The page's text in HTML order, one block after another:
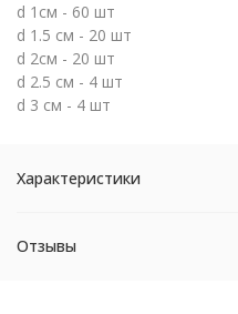
d 1см - 60 шт
d 1.5 cм - 20 шт
d 2см - 20 шт
d 2.5 см - 4 шт
d 3 см - 4 шт
Характеристики
Отзывы